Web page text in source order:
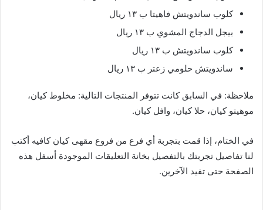
كلوب ساندويتش فاهيتا ب ١٣ ريال
بيجل الدجاج المشوي ب ١٣ ريال
كلوب ساندويتش ب ١٣ ريال
ساندويتش حلومي زعتر ب ١٣ ريال
ملاحظة: في السابق كانت تتوفر المنتجات التالية: مخلوط كيان،
موهيتو كيان، حلا كيان، وافل كيان.
في الختام، إذا قمت بتجربة أي فرع من فروع مقهى كيان كافيه أكتب
لنا تفاصيل تجربتك بالتفصيل بخانة التعليقات الموجودة أسفل هذه
الصفحة حتى تفيد الآخرين.